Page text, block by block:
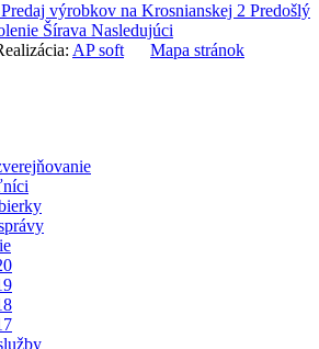
výrobkov na Krosnianskej 2 Predošlý
Šírava Nasledujúci
AP soft
Mapa stránok